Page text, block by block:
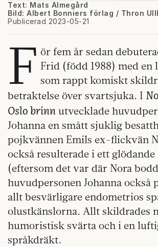
Text: Mats Almegård
Publicerad 2023-05-21
Bild: Albert Bonniers förlag / Thron
F ör fem år sedan
Frid (född 1988) med en
som rappt komiskt
betraktelse över svartsjuka. I
Oslo brinn utvecklade
Johanna en smått sjuklig
pojkvännen Emils ex-flickvän
också resulterade i ett
(eftersom det var där Nora
huvudpersonen Johanna också
allt besvärligare endometrios
olustkänslorna. Allt skildrades
humoristisk svärta och i en
språkdräkt.